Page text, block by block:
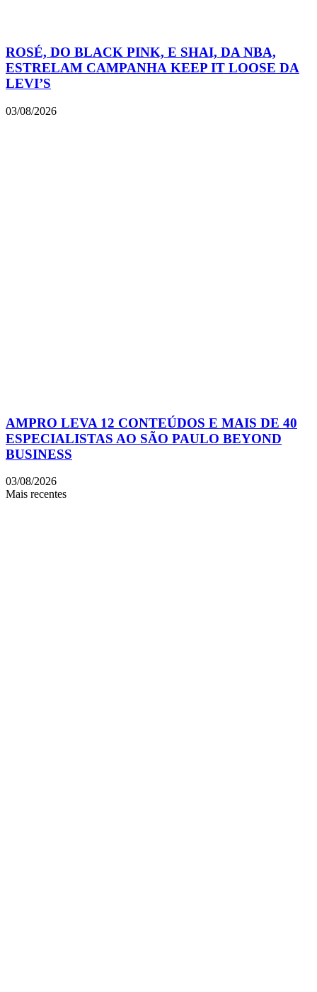
ROSÉ, DO BLACK PINK, E SHAI, DA NBA,
ESTRELAM CAMPANHA KEEP IT LOOSE DA
LEVI’S
03/08/2026
AMPRO LEVA 12 CONTEÚDOS E MAIS DE 40
ESPECIALISTAS AO SÃO PAULO BEYOND
BUSINESS
03/08/2026
Mais recentes